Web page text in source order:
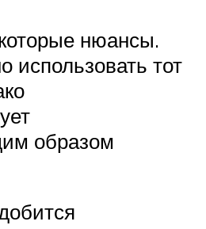
нюансы.
тот
образом